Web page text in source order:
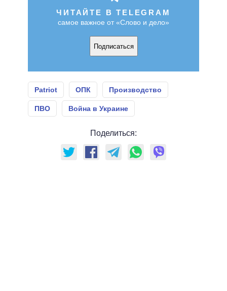
ЧИТАЙТЕ В TELEGRAM
самое важное от «Слово и дело»
Подписаться
Patriot ОПК Производство
ПВО Война в Украине
Поделиться: